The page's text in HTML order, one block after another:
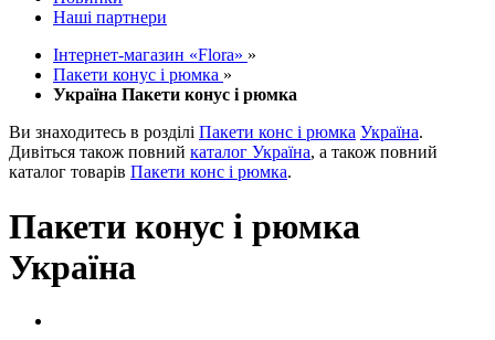
Наші партнери
Інтернет-магазин «Flora» »
Пакети конус і рюмка »
Україна Пакети конус і рюмка
Ви знаходитесь в розділі Пакети конс і рюмка Україна.
Дивіться також повний каталог Україна, а також повний
каталог товарів Пакети конс і рюмка.
Пакети конус і рюмка
Україна